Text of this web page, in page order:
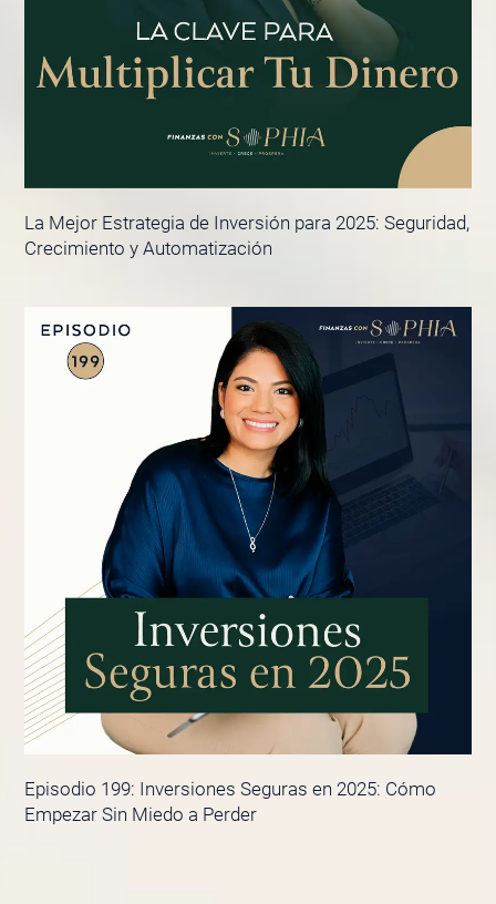
La Mejor Estrategia de Inversión para 2025: Seguridad,
Crecimiento y Automatización
Episodio 199: Inversiones Seguras en 2025: Cómo
Empezar Sin Miedo a Perder